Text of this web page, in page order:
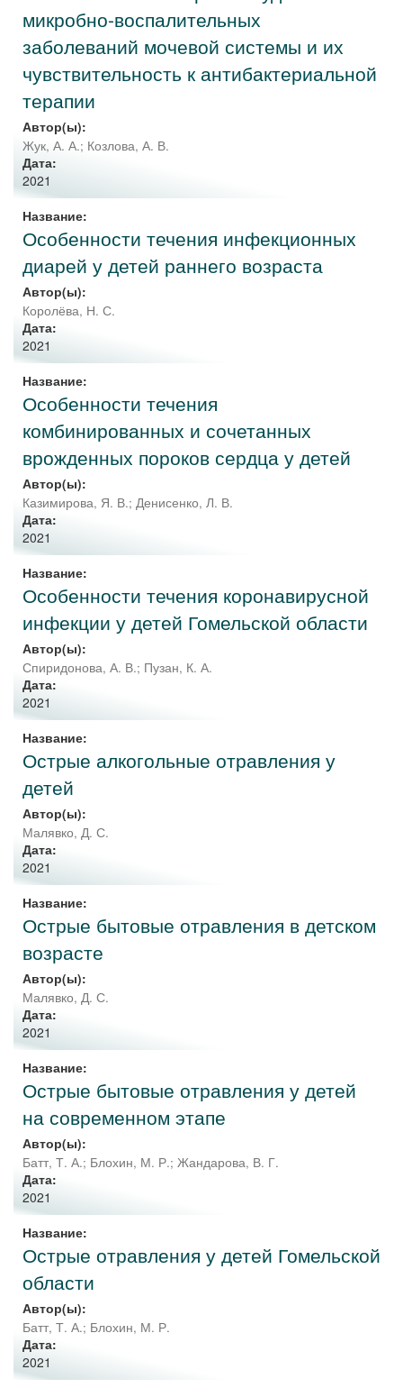
микробно-воспалительных
заболеваний мочевой системы и их
чувствительность к антибактериальной
терапии
Автор(ы):
Жук, А. А.; Козлова, А. В.
Дата:
2021
Название:
Особенности течения инфекционных
диарей у детей раннего возраста
Автор(ы):
Королёва, Н. С.
Дата:
2021
Название:
Особенности течения
комбинированных и сочетанных
врожденных пороков сердца у детей
Автор(ы):
Казимирова, Я. В.; Денисенко, Л. В.
Дата:
2021
Название:
Особенности течения коронавирусной
инфекции у детей Гомельской области
Автор(ы):
Спиридонова, А. В.; Пузан, К. А.
Дата:
2021
Название:
Острые алкогольные отравления у
детей
Автор(ы):
Малявко, Д. С.
Дата:
2021
Название:
Острые бытовые отравления в детском
возрасте
Автор(ы):
Малявко, Д. С.
Дата:
2021
Название:
Острые бытовые отравления у детей
на современном этапе
Автор(ы):
Батт, Т. А.; Блохин, М. Р.; Жандарова, В. Г.
Дата:
2021
Название:
Острые отравления у детей Гомельской
области
Автор(ы):
Батт, Т. А.; Блохин, М. Р.
Дата:
2021